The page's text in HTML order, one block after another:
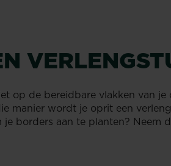
op de bereidbare vlakken van
manier wordt je oprit een
borders aan te planten? Neem